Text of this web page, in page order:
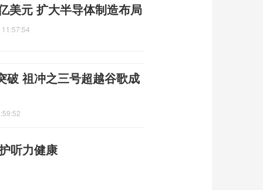
美元 扩大半导体制造布局
破 祖冲之三号超越谷歌成
听力健康